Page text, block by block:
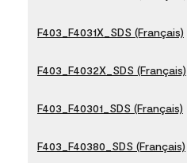
F403_F4031X_SDS (Français)
F403_F4032X_SDS (Français)
F403_F40301_SDS (Français)
F403_F40380_SDS (Français)